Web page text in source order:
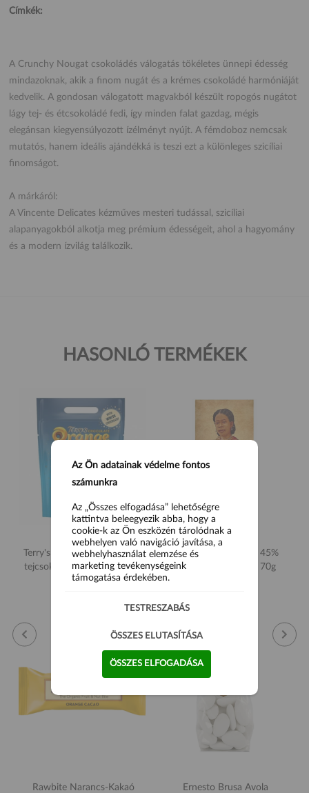
Címkék:
A Crunchy Nougat csokoládés válogatás tökéletes ünnepi édesség
mindazoknak, akik a finom nugát és a krémes csokoládé harmóniáját
kedvelik. A gondosan válogatott magvakból készült ropogós nugátot
lágy tej- és étcsokoládé fedi, így minden falat gazdag, mégis
elegánsan kiegyensúlyozott ízélményt nyújt. A fémdoboz nemcsak
mutatós, hanem ideális ajándékká is teszi ezt a különleges szicíliai
finomságot.
A márkáról:
A Vincente Delicates kézműves mesteri tudással, szicíliai
alapanyagokból alkotja meg prémium édességeit, ahol a hagyomány
és a modern ízvilág találkozik.
HASONLÓ TERMÉKEK
Terry's Segsations narancsos
tejcsokoládé válogatás 300g
Rawbite Narancs-Kakaó
Menakao Csokoládé 45%
Madagascan vanília 70g
Ernesto Brusa Avola
Az Ön adatainak védelme fontos
számunkra
Az „Összes elfogadása” lehetőségre
kattintva beleegyezik abba, hogy a
cookie-k az Ön eszközén tárolódnak a
webhelyen való navigáció javítása, a
webhelyhasználat elemzése és
marketing tevékenységeink
támogatása érdekében.
TESTRESZABÁS
ÖSSZES ELUTASÍTÁSA
ÖSSZES ELFOGADÁSA